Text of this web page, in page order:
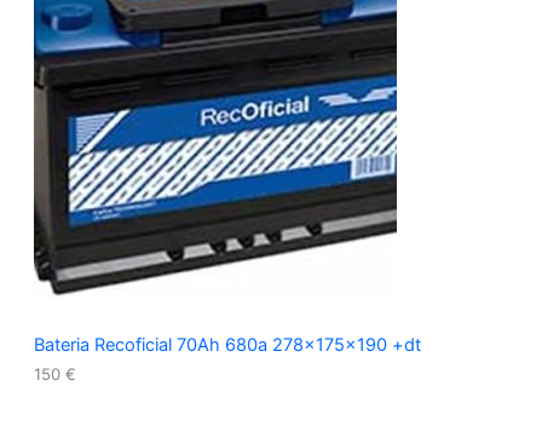
Bateria Recoficial 70Ah 680a 278x175x190 +dt
150 €